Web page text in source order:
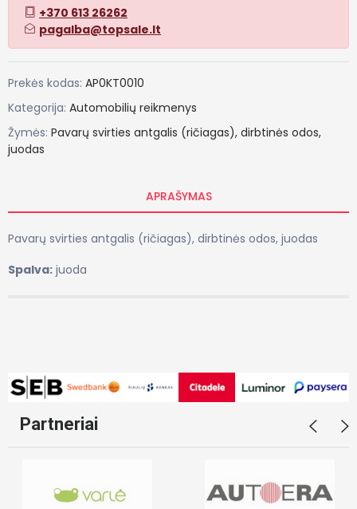
+370 613 26262
pagalba@topsale.lt
Prekės kodas: AP0KT0010
Kategorija: Automobilių reikmenys
Žymės: Pavarų svirties antgalis (ričiagas), dirbtinės odos,
juodas
APRAŠYMAS
Pavarų svirties antgalis (ričiagas), dirbtinės odos, juodas
Spalva: juoda
Partneriai